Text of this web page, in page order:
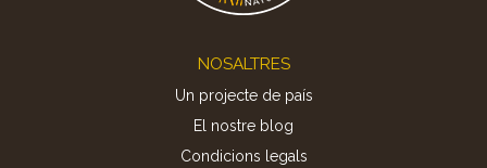
NOSALTRES
Un projecte de país
El nostre blog
Condicions legals